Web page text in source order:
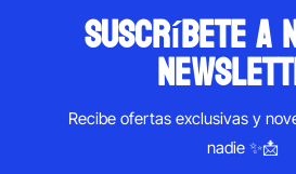
suscríbete a
Recibe ofertas exclusivas y
nadie ✨📩